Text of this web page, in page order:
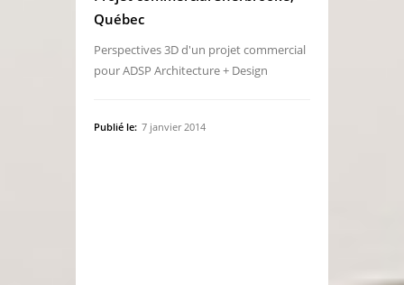
Québec
Perspectives 3D d'un projet commercial
pour ADSP Architecture + Design
Publié le: 7 janvier 2014